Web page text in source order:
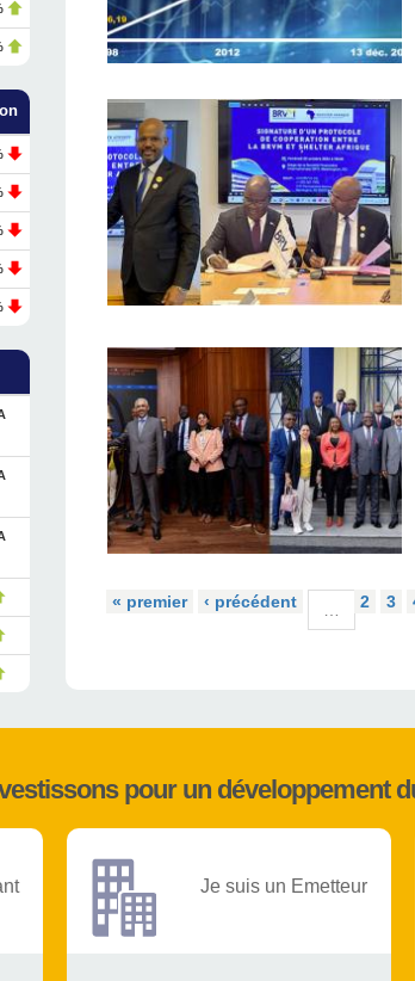
« premier ‹ précédent 2 3
pour un développement
Je suis un Emetteur